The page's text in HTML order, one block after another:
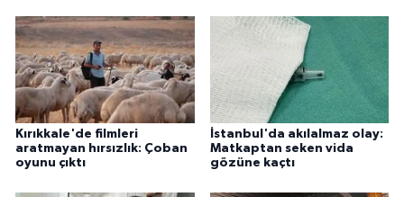
Kırıkkale'de filmleri
aratmayan hırsızlık: Çoban
oyunu çıktı
İstanbul'da akılalmaz olay:
Matkaptan seken vida
gözüne kaçtı